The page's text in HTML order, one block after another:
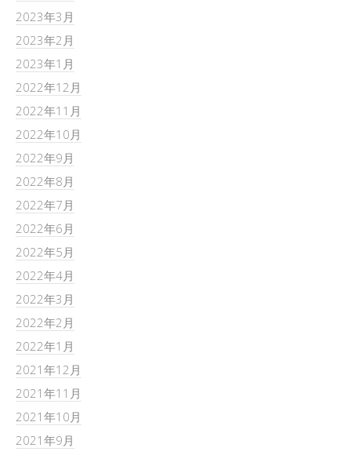
2023年3月
2023年2月
2023年1月
2022年12月
2022年11月
2022年10月
2022年9月
2022年8月
2022年7月
2022年6月
2022年5月
2022年4月
2022年3月
2022年2月
2022年1月
2021年12月
2021年11月
2021年10月
2021年9月